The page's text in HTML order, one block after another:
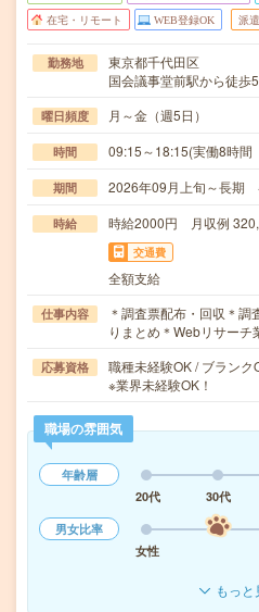
在宅・リモート WEB登録OK 派遣
勤務地
東京都千代田区
国会議事堂前駅から徒歩
曜日頻度 月～金（週5日）
時間 09:15～18:15(実働8時
期間 2026年09月上旬～長期
時給 時給2000円 月収例
交通費
全額支給
仕事内容
＊調査票配布・回収＊調
りまとめ＊Webリサー
応募資格
職種未経験OK / ブランク
※業界未経験OK！
職場の雰囲気
年齢層
20代
30代
男女比率
女性
もっと